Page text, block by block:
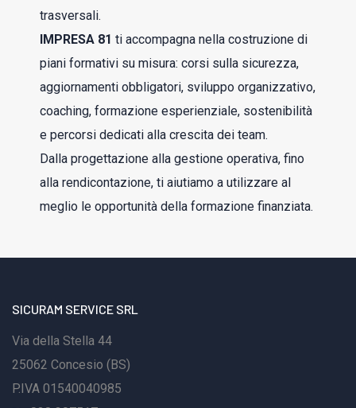
trasversali.
IMPRESA 81 ti accompagna nella costruzione di
piani formativi su misura: corsi sulla sicurezza,
aggiornamenti obbligatori, sviluppo organizzativo,
coaching, formazione esperienziale, sostenibilità
e percorsi dedicati alla crescita dei team.
Dalla progettazione alla gestione operativa, fino
alla rendicontazione, ti aiutiamo a utilizzare al
meglio le opportunità della formazione finanziata.
SICURAM SERVICE SRL
Via della Stella 44
25062 Concesio (BS)
P.IVA 01540040985